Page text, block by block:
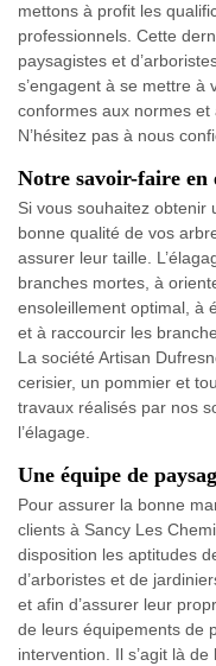
mettons à profit les
professionnels. Cette
paysagistes et
s’engagent à se mettre à
conformes aux normes
N’hésitez pas à nous
Notre savoir-faire en
Si vous souhaitez obtenir
bonne qualité de vos
assurer leur taille.
branches mortes, à
ensoleillement optimal, à
et à raccourcir les
La société Artisan
cerisier, un pommier et
travaux réalisés par nos
l’élagage.
Une équipe de
Pour assurer la bonne
clients à Sancy Les
disposition les aptitudes
d’arboristes et de
et afin d’assurer leur
de leurs équipements de
intervention. Il s’agit là